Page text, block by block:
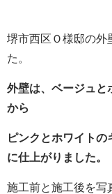
堺市西区Ｏ様邸の外
た。
外壁は、ベージュと
から
ピンクとホワイト
に仕上がりました。
施工前と施工後を写